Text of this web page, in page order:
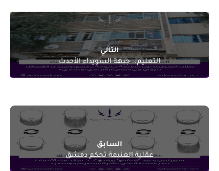
التالي
التعليم.. جبهة السويداء الأحدث
السابق
عقلية الغنيمة تحكم دمشق